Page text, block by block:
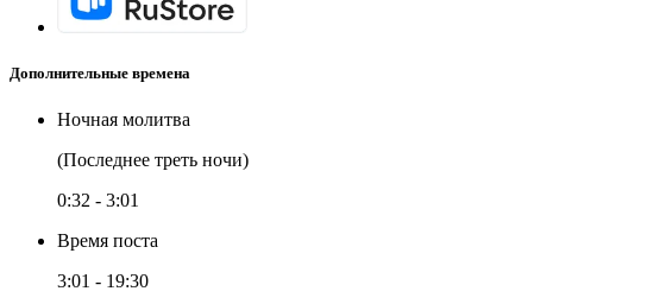
Дополнительные времена
Ночная молитва
(Последнее треть ночи)
0:32 - 3:01
Время поста
3:01 - 19:30